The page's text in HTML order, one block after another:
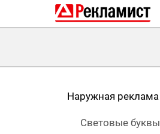
Наружная реклама
Световые буквы